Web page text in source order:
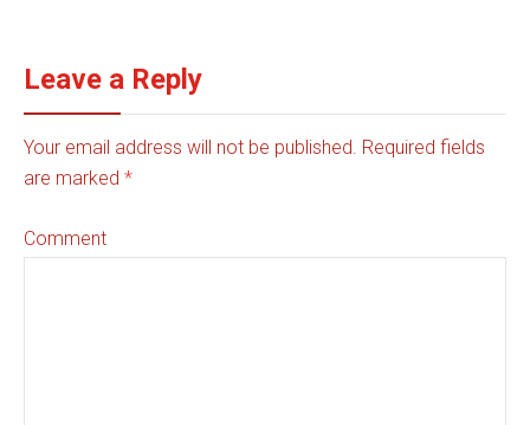
Leave a Reply
Your email address will not be published. Required fields
are marked *
Comment